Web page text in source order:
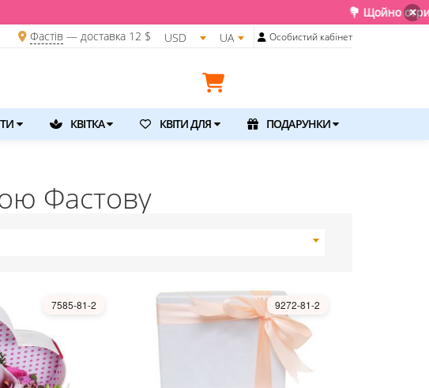
💐 Щойно отримали свіжу
×
Фастів— доставка 12 $ USD UA Особистий кабінет
КВІТКА КВІТИ ДЛЯ ПОДАРУНКИ
Фастову
7585-81-2 9272-81-2